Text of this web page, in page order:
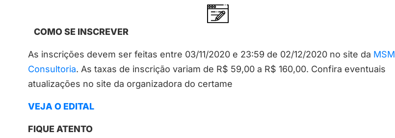
COMO SE INSCREVER
As inscrições devem ser feitas entre 03/11/2020 e 23:59 de 02/12/2020 no site da MSM
Consultoria. As taxas de inscrição variam de R$ 59,00 a R$ 160,00. Confira eventuais
atualizações no site da organizadora do certame
VEJA O EDITAL
FIQUE ATENTO